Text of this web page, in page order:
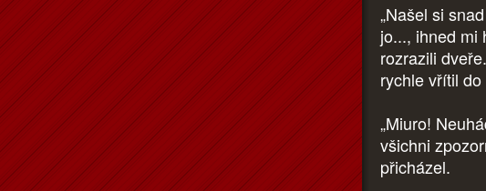
„Našel si
jo..., ihned mi
rozrazili
rychle vřítil
„Miuro!
všichni
přicházel.